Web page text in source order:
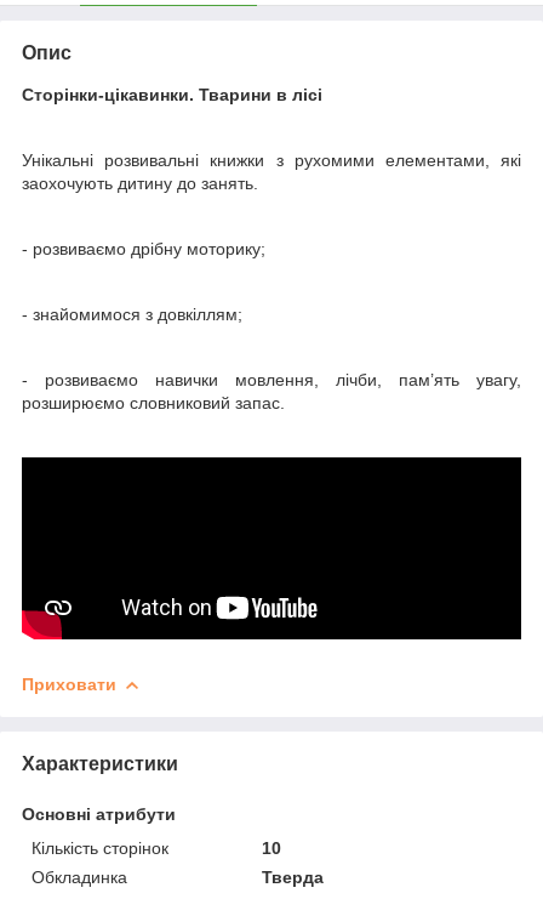
Опис
Сторінки-цікавинки. Тварини в лісі
Унікальні розвивальні книжки з рухомими елементами, які
заохочують дитину до занять.
- розвиваємо дрібну моторику;
- знайомимося з довкіллям;
- розвиваємо навички мовлення, лічби, пам’ять увагу,
розширюємо словниковий запас.
Приховати
Характеристики
Основні атрибути
Кількість сторінок
10
Обкладинка
Тверда